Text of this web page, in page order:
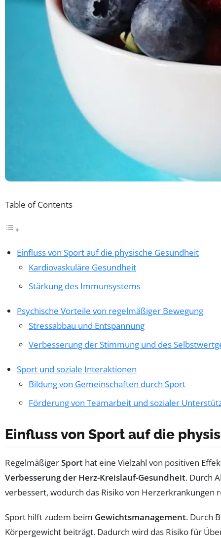
Table of Contents
Einfluss von Sport auf die physische Gesundheit
Kardiovaskuläre Gesundheit
Stärkung des Immunsystems
Psychische Vorteile von regelmäßiger Bewegung
Stressabbau und Entspannung
Verbesserung der Stimmung und des
Sport und soziale Interaktionen
Bildung von Gemeinschaften durch Sport
Förderung von Teamarbeit und sozialer
Einfluss von Sport auf die
RegelmäßigerSport hat eine Vielzahl von positiven
Verbesserung der Herz-Kreislauf-Gesundheit. Durch
verbessert, wodurch das Risiko von Herzerkrankungen
Sport hilft zudem beim Gewichtsmanagement. Durch
Körpergewicht beiträgt. Dadurch wird das Risiko für